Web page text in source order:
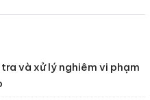
và xử lý nghiêm vi phạm